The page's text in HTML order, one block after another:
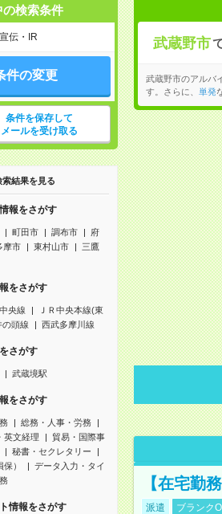
の検索条件
伝・IR
件の変更
条件を保存して
メールを受け取る
索結果を見る
報をさがす
町田市 調布市
府
摩市 東村山市
三鷹
をさがす
中央線
ＪＲ中央本線(東
の頭線 西武多摩川線
さがす
武蔵境駅
をさがす
総務・人事・労務
英文経理
貿易・国際事
秘書・セクレタリー
）
データ入力・タイ
情報をさがす
武蔵野市
武蔵野市のアルバ
す。さらに、
単発
【在宅勤
派遣 ブランク